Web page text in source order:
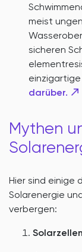
meist
sicheren
darüber.
Mythen
Hier sind einige
Solarenergie
verbergen: